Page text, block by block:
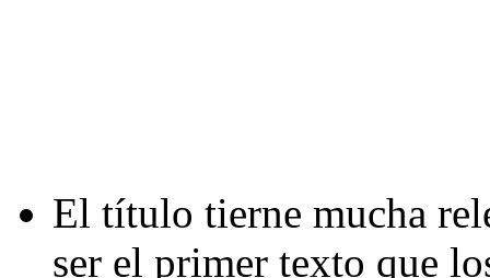
El título tierne mucha
ser el primer texto que